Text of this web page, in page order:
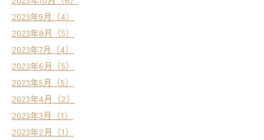
2023年9月（4）
2023年8月（5）
2023年7月（4）
2023年6月（5）
2023年5月（5）
2023年4月（2）
2023年3月（1）
2023年2月（1）